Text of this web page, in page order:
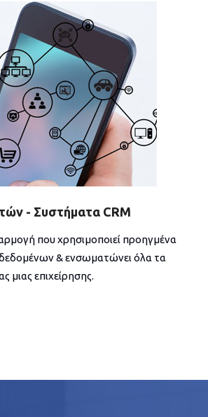
- Συστήματα CRM
που χρησιμοποιεί προηγμένα
& ενσωματώνει όλα τα
μιας επιχείρησης.